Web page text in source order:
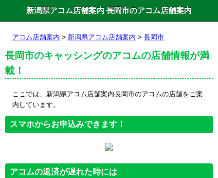
新潟県アコム店舗案内 長岡市のアコム店舗案内
アコム店舗案内 > 新潟県アコム店舗案内 > 長岡市
長岡市のキャッシングのアコムの店舗情報が満
載！
ここでは、新潟県アコム店舗案内長岡市のアコムの店舗をご案
内しています。
スマホからお申込みできます！
アコムの返済が遅れた時には